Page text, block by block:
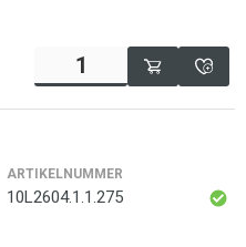
ARTIKELNUMMER
10L2604.1.1.275